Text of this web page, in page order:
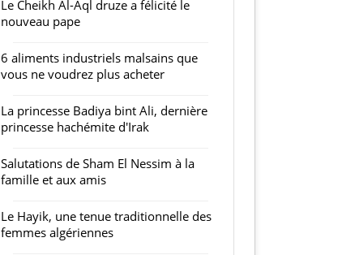
Le Cheikh Al-Aql druze a félicité le
nouveau pape
6 aliments industriels malsains que
vous ne voudrez plus acheter
La princesse Badiya bint Ali, dernière
princesse hachémite d'Irak
Salutations de Sham El Nessim à la
famille et aux amis
Le Hayik, une tenue traditionnelle des
femmes algériennes